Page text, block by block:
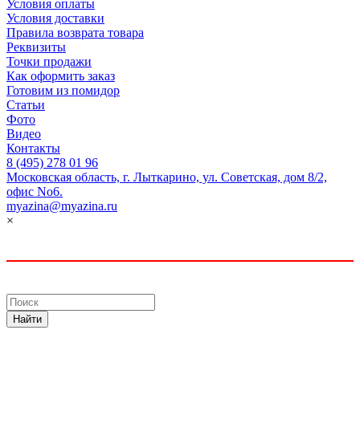
Условия оплаты
Условия доставки
Правила возврата товара
Реквизиты
Точки продажи
Как оформить заказ
Готовим из помидор
Статьи
Фото
Видео
Контакты
8 (495) 278 01 96
Московская область, г. Лыткарино, ул. Советская, дом 8/2,
офис No6.
myazina@myazina.ru
×
Найти